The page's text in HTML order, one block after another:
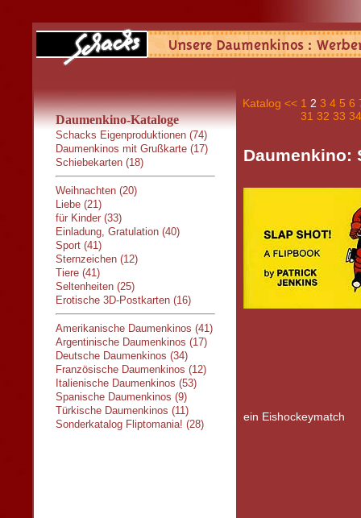
Daumenkino-Kataloge
Schacks Eigenproduktionen (74)
Daumenkinos mit Grußkarte (17)
Schiebekarten (18)
Weihnachten (20)
Liebe (21)
für Kinder (33)
Einladung, Gratulation (40)
Sport (41)
Sternzeichen (12)
Tiere (41)
Seltenheiten (25)
Erotische 3D-Postkarten (16)
Amerikanische Daumenkinos (41)
Argentinische Daumenkinos (17)
Deutsche Daumenkinos (34)
Französische Daumenkinos (12)
Italienische Daumenkinos (53)
Spanische Daumenkinos (9)
Türkische Daumenkinos (11)
Sonderkatalog Fliptomania! (28)
Katalog << 1 2 3 4 5 6
31 32 33 34
Daumenkino:
ein Eishockeymatch